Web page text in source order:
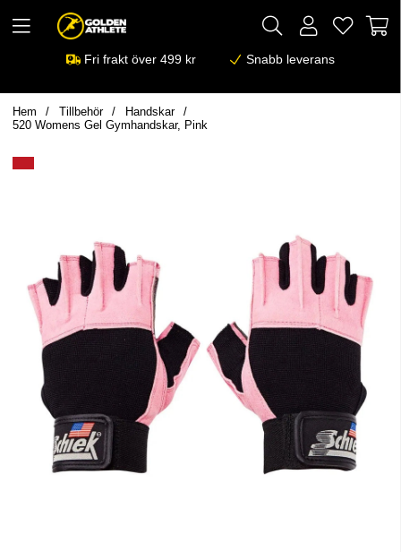
Fri frakt över 499 kr Snabb leverans
Hem Tillbehör
Handskar
520 Womens Gel Gymhandskar, Pink